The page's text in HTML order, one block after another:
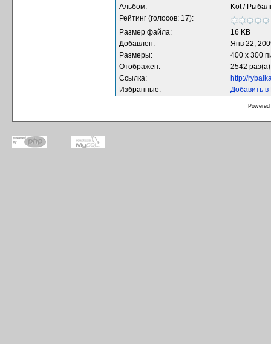
Альбом:
Kot/
Рейтинг (голосов: 17):
Размер файла:
16 KB
Добавлен:
Янв 22,
Размеры:
400 x 300
Отображен:
2542 раз(а)
Ссылка:
http://
Избранные:
Добавить